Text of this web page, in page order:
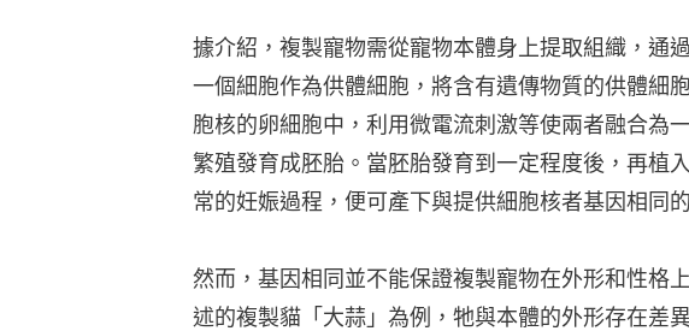
據介紹，複製寵物需從寵物本體身上提取組織，通
一個細胞作為供體細胞，將含有遺傳物質的供體細
胞核的卵細胞中，利用微電流刺激等使兩者融合為
繁殖發育成胚胎。當胚胎發育到一定程度後，再植
常的妊娠過程，便可產下與提供細胞核者基因相同
然而，基因相同並不能保證複製寵物在外形和性格
述的複製貓「大蒜」為例，牠與本體的外形存在差